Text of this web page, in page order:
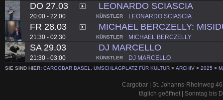
DO 27.03
20:00 - 22:00
LEONARDO SCIASCIA
KÜNSTLER LEONARDO SCIASCIA
FR 28.03
21:30 - 02:30
MICHAEL BERCZELLY:
KÜNSTLER MICHAEL BERCZELLY
SA 29.03
21:30 - 03:00
DJ MARCELLO
KÜNSTLER DJ MARCELLO
SIE SIND HIER: CARGOBAR BASEL, UMSCHLAGPLATZ FÜR KULTUR > ARCHIV > 2025 >
Cargobar | St. Johanns-Rheinweg
täglich geöffnet | Sonntag bis